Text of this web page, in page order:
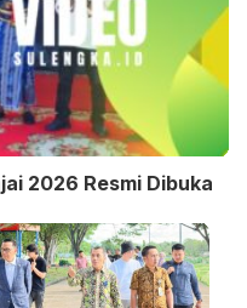
2026 Resmi Dibuka